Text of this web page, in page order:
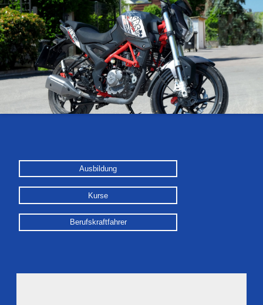
Ausbildung
Kurse
Berufskraftfahrer